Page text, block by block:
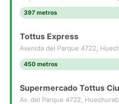
397 metros
Tottus Express
Avenida del Parque 4722,
450 metros
Supermercado Tottus
Av. del Parque 4722,